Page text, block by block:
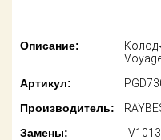
Оплата
Возврат
Описание:
Артикул:
Производитель:
Замены: